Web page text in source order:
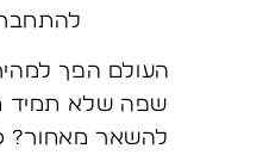
העולם הפך
שפה שלא תמיד
להשאר מאחור?